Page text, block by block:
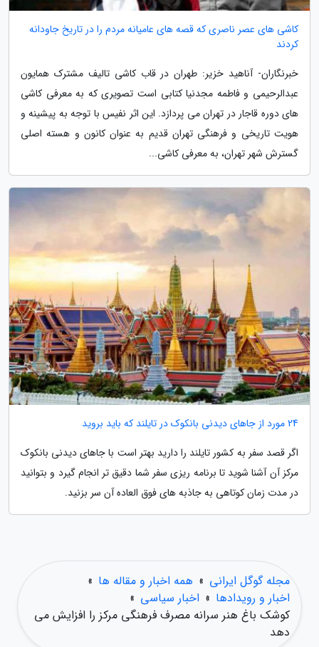
کاشی های عصر ناصری که قصه های عامیانه مردم را در تاریخ جاودانه
کردند
خبرنگاران- آناهید خزیر: طهران در قاب کاشی تالیف مشترک همایون
عبدالرحیمی و فاطمه مجدنیا کتابی است تصویری که به معرفی کاشی
های دوره قاجار در تهران می پردازد. این اثر نفیس با توجه به پیشینه و
هویت تاریخی و فرهنگی تهران قدیم به عنوان کانون و هسته اصلی
گسترش شهر تهران، به معرفی کاشی...
24 مورد از جاهای دیدنی بانکوک در تایلند که باید بروید
اگر قصد سفر به کشور تایلند را دارید بهتر است با جاهای دیدنی بانکوک
مرکز آن آشنا شوید تا برنامه ریزی سفر شما دقیق تر انجام گیرد و بتوانید
در مدت زمان کوتاهی به جاذبه های فوق العاده آن سر بزنید.
مجله گوگل ایرانی » همه اخبار و مقاله ها »
اخبار و رویدادها » اخبار سیاسی »
کوشک باغ هنر سرانه مصرف فرهنگی مرکز را افزایش می
دهد